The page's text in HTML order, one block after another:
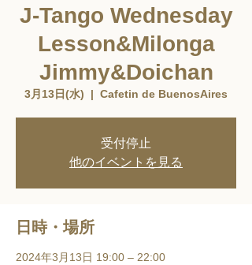
J-Tango Wednesday
Lesson&Milonga
Jimmy&Doichan
3月13日(水)
  |
Cafetin de BuenosAires
受付停止
他のイベントを見る
日時・場所
2024年3月13日 19:00 – 22:00